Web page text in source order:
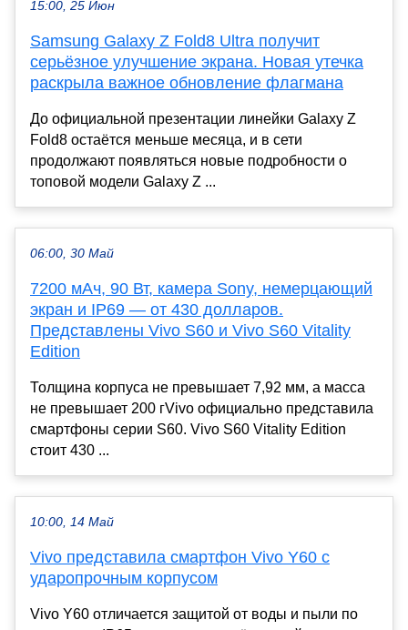
15:00, 25 Июн
Samsung Galaxy Z Fold8 Ultra получит
серьёзное улучшение экрана. Новая утечка
раскрыла важное обновление флагмана
До официальной презентации линейки Galaxy Z
Fold8 остаётся меньше месяца, и в сети
продолжают появляться новые подробности о
топовой модели Galaxy Z ...
06:00, 30 Май
7200 мАч, 90 Вт, камера Sony, немерцающий
экран и IP69 — от 430 долларов.
Представлены Vivo S60 и Vivo S60 Vitality
Edition
Толщина корпуса не превышает 7,92 мм, а масса
не превышает 200 гVivo официально представила
смартфоны серии S60. Vivo S60 Vitality Edition
стоит 430 ...
10:00, 14 Май
Vivo представила смартфон Vivo Y60 с
ударопрочным корпусом
Vivo Y60 отличается защитой от воды и пыли по